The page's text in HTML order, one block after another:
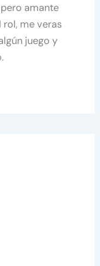
amante
me veras
juego y